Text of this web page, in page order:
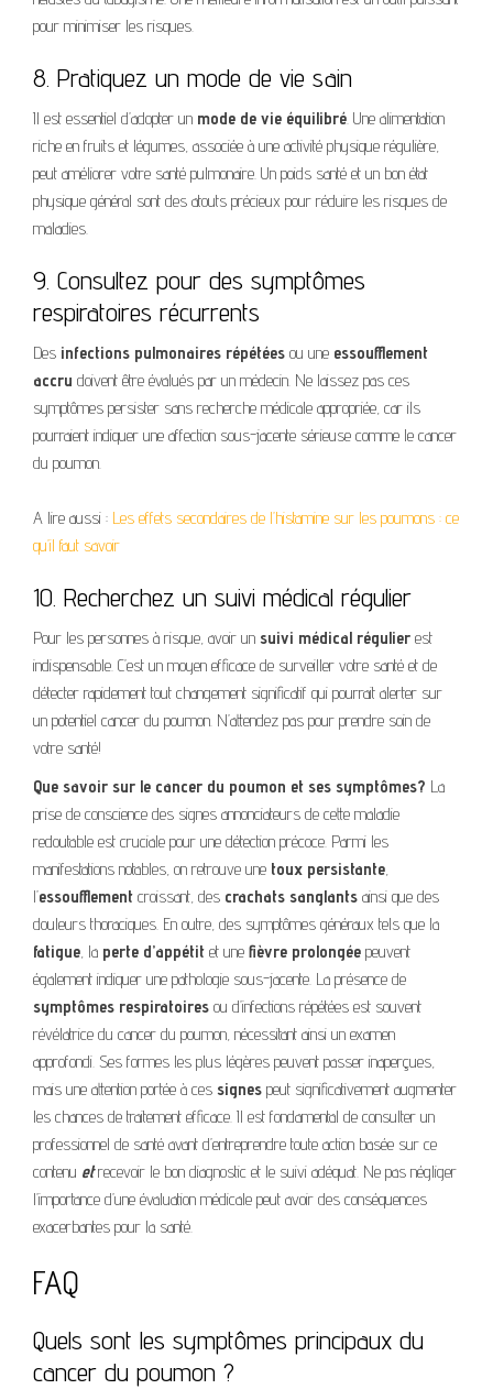
pour minimiser les risques.
8. Pratiquez un mode de vie sain
Il est essentiel d’adopter un mode de vie équilibré. Une alimentation
riche en fruits et légumes, associée à une activité physique régulière,
peut améliorer votre santé pulmonaire. Un poids santé et un bon état
physique général sont des atouts précieux pour réduire les risques de
maladies.
9. Consultez pour des symptômes
respiratoires récurrents
Des infections pulmonaires répétées ou une essoufflement
accru doivent être évalués par un médecin. Ne laissez pas ces
symptômes persister sans recherche médicale appropriée, car ils
pourraient indiquer une affection sous-jacente sérieuse comme le cancer
du poumon.
A lire aussi : Les effets secondaires de l’histamine sur les poumons : ce
qu’il faut savoir
10. Recherchez un suivi médical régulier
Pour les personnes à risque, avoir un suivi médical régulier est
indispensable. C’est un moyen efficace de surveiller votre santé et de
détecter rapidement tout changement significatif qui pourrait alerter sur
un potentiel cancer du poumon. N’attendez pas pour prendre soin de
votre santé!
Que savoir sur le cancer du poumon et ses symptômes? La
prise de conscience des signes annonciateurs de cette maladie
redoutable est cruciale pour une détection précoce. Parmi les
manifestations notables, on retrouve une toux persistante,
l’essoufflement croissant, des crachats sanglants ainsi que des
douleurs thoraciques. En outre, des symptômes généraux tels que la
fatigue, la perte d’appétit et une fièvre prolongée peuvent
également indiquer une pathologie sous-jacente. La présence de
symptômes respiratoires ou d’infections répétées est souvent
révélatrice du cancer du poumon, nécessitant ainsi un examen
approfondi. Ses formes les plus légères peuvent passer inaperçues,
mais une attention portée à ces signes peut significativement augmenter
les chances de traitement efficace. Il est fondamental de consulter un
professionnel de santé avant d’entreprendre toute action basée sur ce
contenu etrecevoir le bon diagnostic et le suivi adéquat. Ne pas négliger
l’importance d’une évaluation médicale peut avoir des conséquences
exacerbantes pour la santé.
FAQ
Quels sont les symptômes principaux du
cancer du poumon ?